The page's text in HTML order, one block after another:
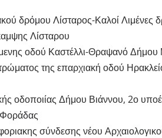
δρόμου Λίσταρος-Καλοί
Λίσταρου
οδού Καστέλλι-Θραψανό
της επαρχιακή οδού
οδοποιίας Δήμου Βιάννου, 2ο
σύνδεσης νέου